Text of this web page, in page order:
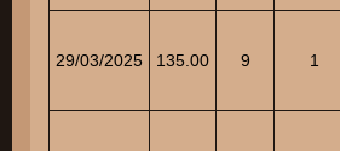
29/03/2025 135.00 9 1